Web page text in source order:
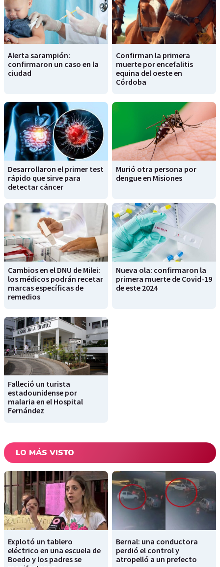
Alerta sarampión:
confirmaron un caso en la
ciudad
Confirman la primera
muerte por encefalitis
equina del oeste en
Córdoba
Desarrollaron el primer test
rápido que sirve para
detectar cáncer
Murió otra persona por
dengue en Misiones
Cambios en el DNU de Milei:
los médicos podrán recetar
marcas específicas de
remedios
Nueva ola: confirmaron la
primera muerte de Covid-19
de este 2024
Falleció un turista
estadounidense por
malaria en el Hospital
Fernández
LO MÁS VISTO
Explotó un tablero
eléctrico en una escuela de
Boedo y los padres se
Bernal: una conductora
perdió el control y
atropelló a un prefecto